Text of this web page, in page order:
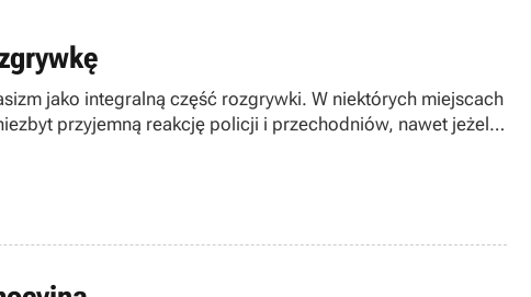
jako integralną część rozgrywki. W niektórych miejscach
przyjemną reakcję policji i przechodniów, nawet jeżeli